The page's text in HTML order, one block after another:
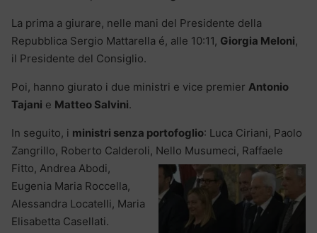
La prima a giurare, nelle mani del Presidente della
Repubblica Sergio Mattarella é, alle 10:11, Giorgia Meloni,
il Presidente del Consiglio.
Poi, hanno giurato i due ministri e vice premier Antonio
Tajani e Matteo Salvini.
In seguito, i ministri senza portofoglio: Luca Ciriani, Paolo
Zangrillo, Roberto Calderoli, Nello Musumeci, Raffaele
Fitto, Andrea Abodi,
Eugenia Maria Roccella,
Alessandra Locatelli, Maria
Elisabetta Casellati.